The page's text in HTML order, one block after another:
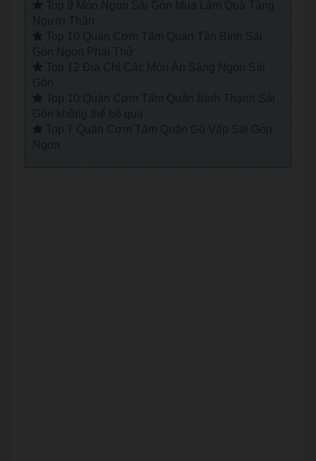
Top 9 Món Ngon Sài Gòn Mua Làm Quà Tặng
Người Thân
Top 10 Quán Cơm Tấm Quận Tân Bình Sài
Gòn Ngon Phải Thử
Top 12 Địa Chỉ Các Món Ăn Sáng Ngon Sài
Gòn
Top 10 Quán Cơm Tấm Quận Bình Thạnh Sài
Gòn không thể bỏ qua
Top 7 Quán Cơm Tấm Quận Gò Vấp Sài Gòn
Ngon